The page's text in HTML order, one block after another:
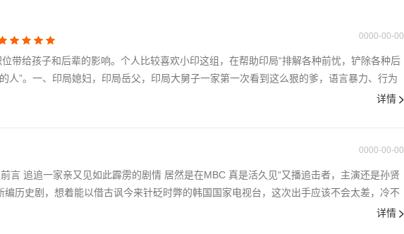
0000-00-00
带给孩子和后辈的影响。个人比较喜欢小印这组，在帮助印局“排解各种前忧，铲除各种后
人”。一、印局媳妇，印局岳父，印局大舅子一家第一次看到这么狠的爹，语言暴力、行为
详情
0000-00-00
言 追追一家亲又见如此霹雳的剧情 居然是在MBC 真是活久见“又播追击者，主演还是孙贤
历史剧，想着能以借古讽今来针砭时弊的韩国国家电视台，这次出手应该不会太差，冷不
详情